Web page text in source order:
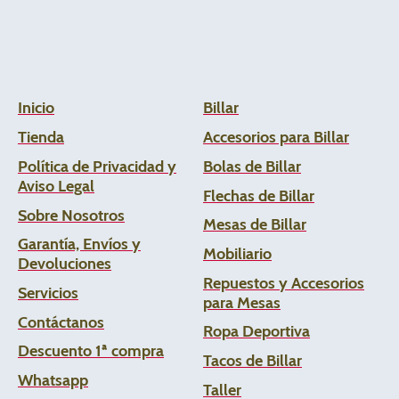
Inicio
Tienda
Política de Privacidad y
Aviso Legal
Sobre Nosotros
Garantía, Envíos y
Devoluciones
Servicios
Contáctanos
Descuento 1ª compra
Whatsapp
Billar
Accesorios para Billar
Bolas de Billar
Flechas de Billar
Mesas de Billar
Mobiliario
Repuestos y Accesorios
para Mesas
Ropa Deportiva
Tacos de Billar
Taller